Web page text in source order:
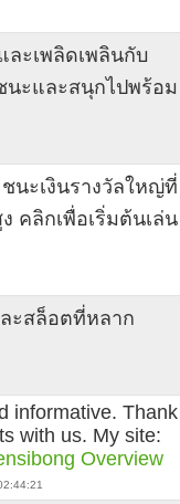
ละเพลิดเพลินกับ
ะและสนุกไปพร้อม
นะเงินรางวัลใหญ่ที่
คลิกเพื่อเริ่มต้นเล่น
ะสล็อตที่หลาก
informative. Thank
with us. My site:
Overview